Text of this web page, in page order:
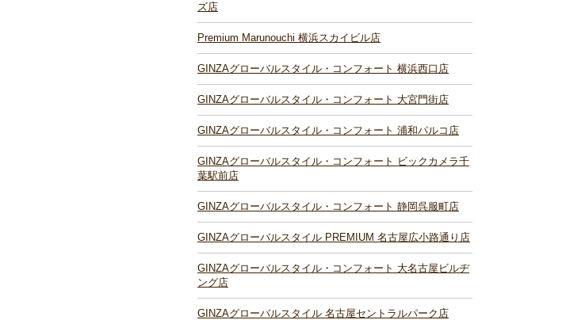
ズ店
Premium Marunouchi 横浜スカイビル店
GINZAグローバルスタイル・コンフォート 横浜西口店
GINZAグローバルスタイル・コンフォート 大宮門街店
GINZAグローバルスタイル・コンフォート 浦和パルコ店
GINZAグローバルスタイル・コンフォート ビックカメラ千
葉駅前店
GINZAグローバルスタイル・コンフォート 静岡呉服町店
GINZAグローバルスタイル PREMIUM 名古屋広小路通り店
GINZAグローバルスタイル・コンフォート 大名古屋ビルヂ
ング店
GINZAグローバルスタイル 名古屋セントラルパーク店